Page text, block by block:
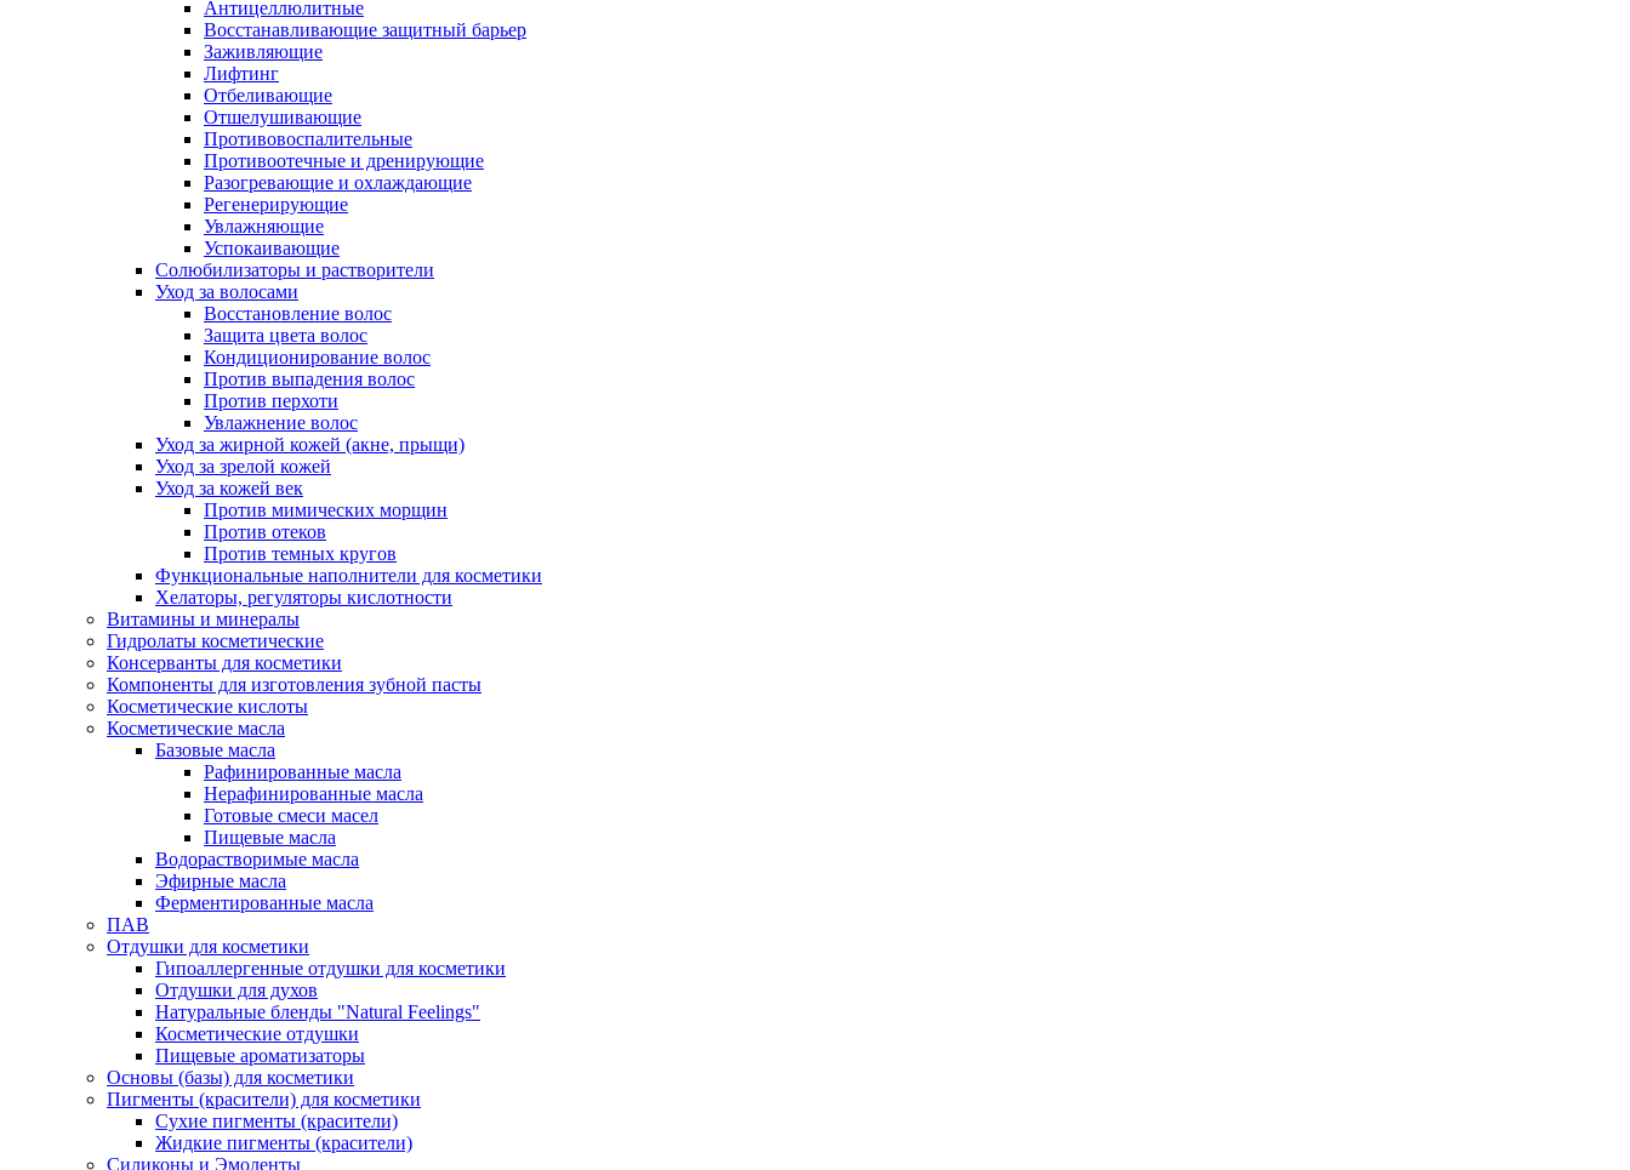
Антицеллюлитные
Восстанавливающие защитный барьер
Заживляющие
Лифтинг
Отбеливающие
Отшелушивающие
Противовоспалительные
Противоотечные и дренирующие
Разогревающие и охлаждающие
Регенерирующие
Увлажняющие
Успокаивающие
Солюбилизаторы и растворители
Уход за волосами
Восстановление волос
Защита цвета волос
Кондиционирование волос
Против выпадения волос
Против перхоти
Увлажнение волос
Уход за жирной кожей (акне, прыщи)
Уход за зрелой кожей
Уход за кожей век
Против мимических морщин
Против отеков
Против темных кругов
Функциональные наполнители для косметики
Хелаторы, регуляторы кислотности
Витамины и минералы
Гидролаты косметические
Консерванты для косметики
Компоненты для изготовления зубной пасты
Косметические кислоты
Косметические масла
Базовые масла
Рафинированные масла
Нерафинированные масла
Готовые смеси масел
Пищевые масла
Водорастворимые масла
Эфирные масла
Ферментированные масла
ПАВ
Отдушки для косметики
Гипоаллергенные отдушки для косметики
Отдушки для духов
Натуральные бленды "Natural Feelings"
Косметические отдушки
Пищевые ароматизаторы
Основы (базы) для косметики
Пигменты (красители) для косметики
Сухие пигменты (красители)
Жидкие пигменты (красители)
Силиконы и Эмоленты